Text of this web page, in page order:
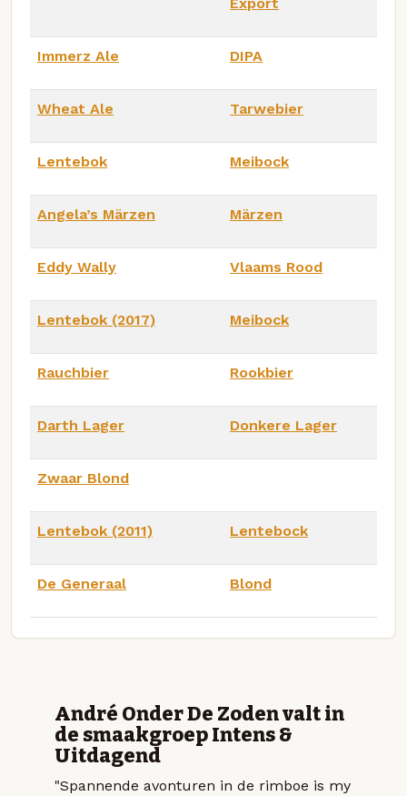
Immerz Ale DIPA
Wheat Ale Tarwebier
Lentebok Meibock
Angela’s Märzen Märzen
Eddy Wally Vlaams Rood
Lentebok (2017) Meibock
Rauchbier Rookbier
Darth Lager Donkere Lager
Zwaar Blond
Lentebok (2011) Lentebock
De Generaal Blond
André Onder De Zoden valt in
de smaakgroep Intens &
Uitdagend
"Spannende avonturen in de rimboe is my